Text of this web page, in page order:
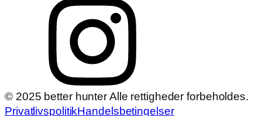
© 2025 better hunter Alle rettigheder forbeholdes.
PrivatlivspolitikHandelsbetingelser